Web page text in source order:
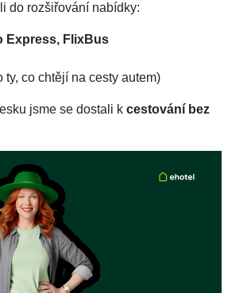
do rozšiřování nabídky:
Express, FlixBus
ty, co chtějí na cesty autem)
jsme se dostali k cestování bez